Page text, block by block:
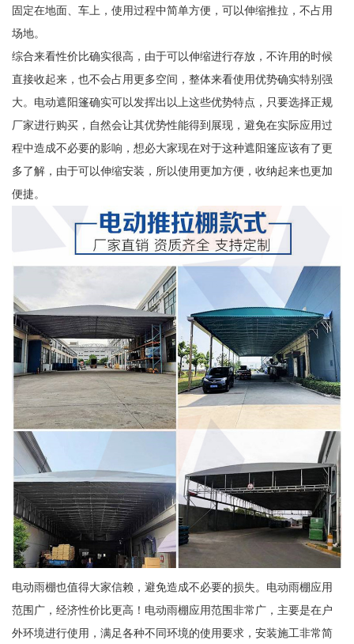
固定在地面、车上，使用过程中简单方便，可以伸缩推拉，不占用
场地。
综合来看性价比确实很高，由于可以伸缩进行存放，不许用的时候
直接收起来，也不会占用更多空间，整体来看使用优势确实特别强
大。电动遮阳篷确实可以发挥出以上这些优势特点，只要选择正规
厂家进行购买，自然会让其优势性能得到展现，避免在实际应用过
程中造成不必要的影响，想必大家现在对于这种遮阳篷应该有了更
多了解，由于可以伸缩安装，所以使用更加方便，收纳起来也更加
便捷。
电动雨棚也值得大家信赖，避免造成不必要的损失。电动雨棚应用
范围广，经济性价比更高！电动雨棚应用范围非常广，主要是在户
外环境进行使用，满足各种不同环境的使用要求，安装施工非常简